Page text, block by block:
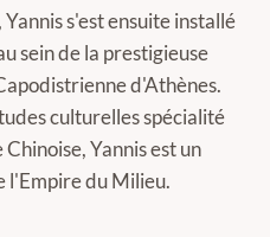
s'est ensuite installé
sein de la prestigieuse
d'Athènes.
culturelles spécialité
Yannis est un
l'Empire du Milieu.